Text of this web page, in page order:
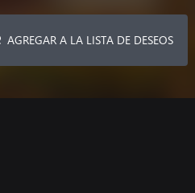
AGREGAR A LA LISTA DE DESEOS